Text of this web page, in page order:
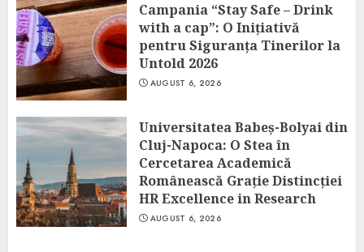
Campania “Stay Safe – Drink
with a cap”: O Inițiativă
pentru Siguranța Tinerilor la
Untold 2026
AUGUST 6, 2026
Universitatea Babeș-Bolyai din
Cluj-Napoca: O Stea în
Cercetarea Academică
Românească Grație Distincției
HR Excellence in Research
AUGUST 6, 2026